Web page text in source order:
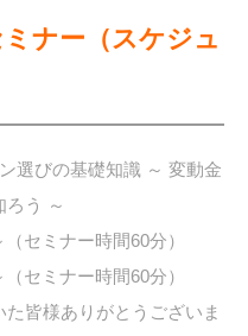
ナー（スケジュ
選びの基礎知識 ～ 変動金
う ～
セミナー時間60分）
セミナー時間60分）
た皆様ありがとうございま